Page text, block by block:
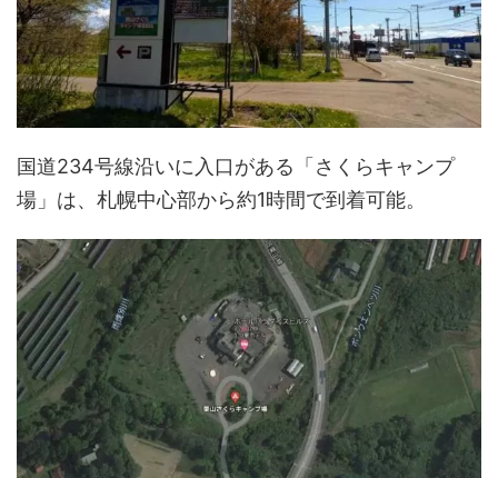
国道234号線沿いに入口がある「さくらキャンプ
場」は、札幌中心部から約1時間で到着可能。